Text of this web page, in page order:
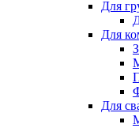
Для
Для
Для